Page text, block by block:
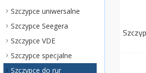
Szczypce uniwersalne
Szczypce Seegera
Szczypce VDE
Szczypce specjalne
Szczypce do rur